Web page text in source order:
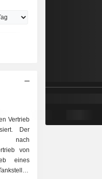
Vertrieb
Der
nach
eines